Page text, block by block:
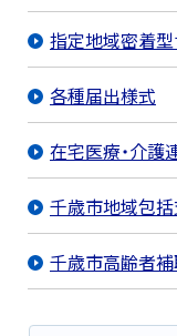
指定地域密着
各種届出様式
在宅医療・介護
千歳市地域包括
千歳市高齢者